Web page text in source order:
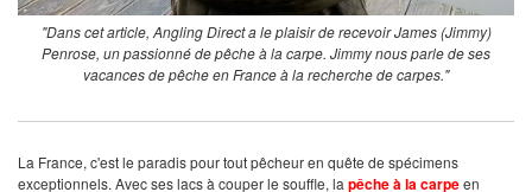
"Dans cet article, Angling Direct a le plaisir de recevoir James (Jimmy)
Penrose, un passionné de pêche à la carpe. Jimmy nous parle de ses
vacances de pêche en France à la recherche de carpes."
La France, c'est le paradis pour tout pêcheur en quête de spécimens
exceptionnels. Avec ses lacs à couper le souffle, la pêche à la carpeen